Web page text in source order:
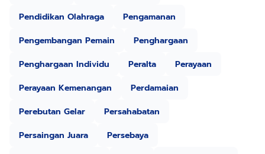
Pendidikan Olahraga
Pengamanan
Pengembangan Pemain
Penghargaan
Penghargaan Individu
Peralta
Perayaan
Perayaan Kemenangan
Perdamaian
Perebutan Gelar
Persahabatan
Persaingan Juara
Persebaya